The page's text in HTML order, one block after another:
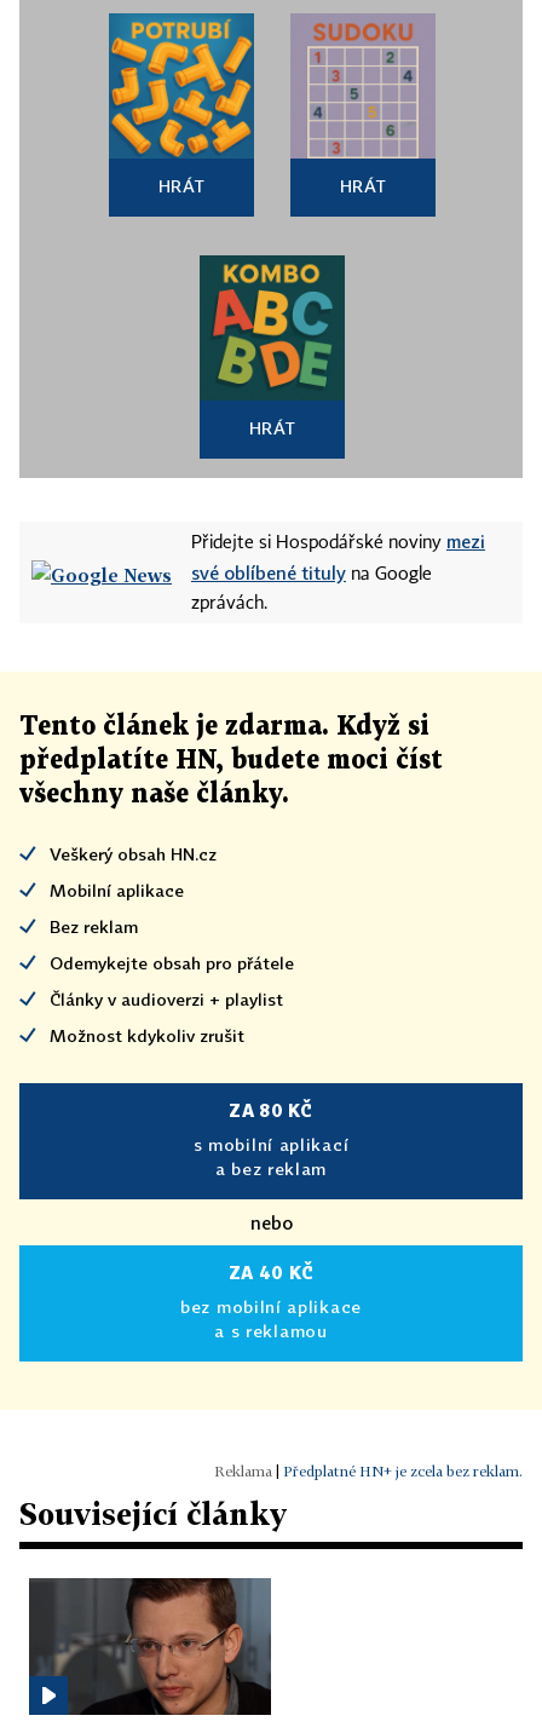
HRÁT HRÁT
HRÁT
Přidejte si Hospodářské noviny mezi
své oblíbené tituly na Google
zprávách.
Tento článek je zdarma. Když si
předplatíte HN, budete moci číst
všechny naše články.
Veškerý obsah HN.cz
Mobilní aplikace
Bez reklam
Odemykejte obsah pro přátele
Články v audioverzi + playlist
Možnost kdykoliv zrušit
ZA 80 KČ
s mobilní aplikací
a bez reklam
nebo
ZA 40 KČ
bez mobilní aplikace
a s reklamou
Předplatné HN+ je zcela bez reklam.
Související články